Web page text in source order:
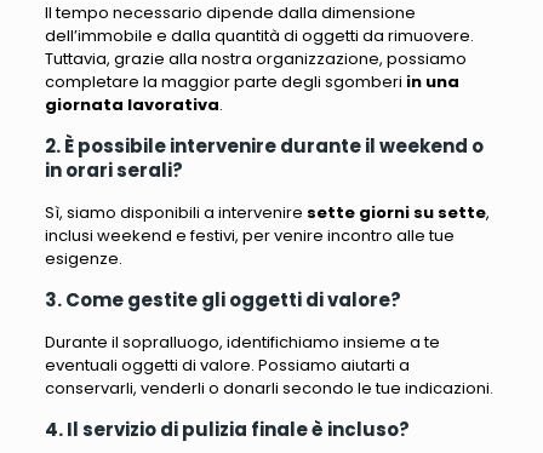
Il tempo necessario dipende dalla dimensione
dell’immobile e dalla quantità di oggetti da rimuovere.
Tuttavia, grazie alla nostra organizzazione, possiamo
completare la maggior parte degli sgomberi in una
giornata lavorativa.
2. È possibile intervenire durante il weekend o
in orari serali?
Sì, siamo disponibili a intervenire sette giorni su sette,
inclusi weekend e festivi, per venire incontro alle tue
esigenze.
3. Come gestite gli oggetti di valore?
Durante il sopralluogo, identifichiamo insieme a te
eventuali oggetti di valore. Possiamo aiutarti a
conservarli, venderli o donarli secondo le tue indicazioni.
4. Il servizio di pulizia finale è incluso?